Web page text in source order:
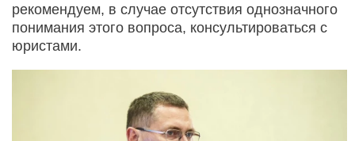
рекомендуем, в случае отсутствия однозначного
понимания этого вопроса, консультироваться с
юристами.